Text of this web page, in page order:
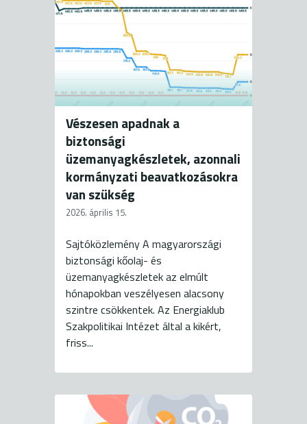
Vészesen apadnak a
biztonsági
üzemanyagkészletek, azonnali
kormányzati beavatkozásokra
van szükség
2026. április 15.
Sajtóközlemény A magyarországi
biztonsági kőolaj- és
üzemanyagkészletek az elmúlt
hónapokban veszélyesen alacsony
szintre csökkentek. Az Energiaklub
Szakpolitikai Intézet által a kikért,
friss...